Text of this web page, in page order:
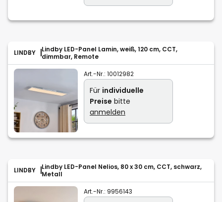
LINDBY
Lindby LED-Panel Lamin, weiß, 120 cm, CCT,
dimmbar, Remote
Art.-Nr.: 10012982
Für individuelle
Preise bitte
anmelden
LINDBY
Lindby LED-Panel Nelios, 80 x 30 cm, CCT, schwarz,
Metall
Art.-Nr.: 9956143